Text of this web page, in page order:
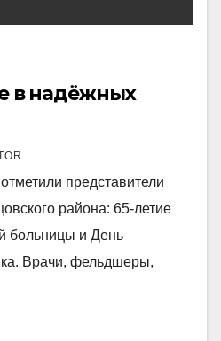
в надёжных
представители
района: 65-летие
больницы и День
Врачи, фельдшеры,